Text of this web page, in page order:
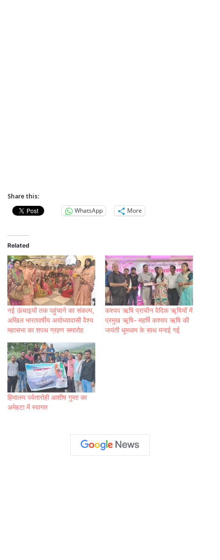
Share this:
WhatsApp
More
Related
नई ऊंचाइयों तक पहुंचाने का संकल्प,
अखिल भारतवर्षीय अयोध्यावासी वैश्य
महासभा का शपथ ग्रहण समारोह
कश्यप ऋषि प्राचीन वैदिक ॠषियों में
प्रमुख ॠषि- महर्षि कश्यप ऋषि की
जयंती धूमधाम के साथ मनाई गई
हिमालय पर्वतारोही आशीष गुप्ता का
अमेहटा में स्वागत